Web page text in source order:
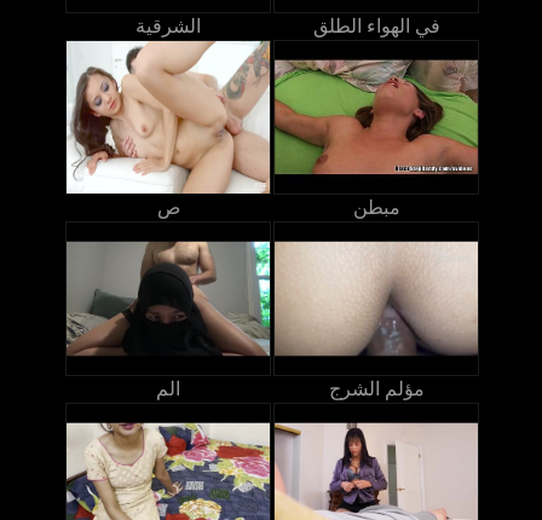
الشرقية في الهواء الطلق
ص مبطن
الم مؤلم الشرج